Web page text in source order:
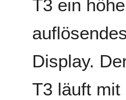
T3 ein
Display.
T3 läuft mit